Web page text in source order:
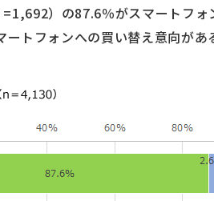
）の87.6％がスマートフォ
トフォンへの買い替え意向があ